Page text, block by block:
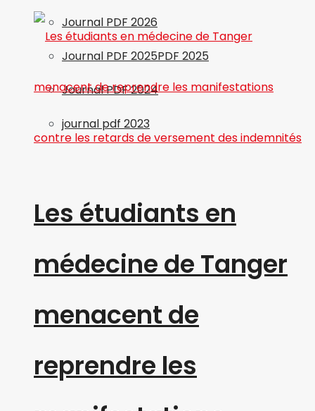
Journal PDF 2026
Journal PDF 2025PDF 2025
Journal PDF 2024
journal pdf 2023
Les étudiants en
médecine de Tanger
menacent de
reprendre les